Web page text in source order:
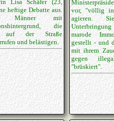
Lisa Schäfer (23,
heftige Debatte aus.
Männer mit
die
auf der Straße
und belästigen.
vor, "völlig
agieren.
marode
gestellt - und
mit ihrem
gegen
"brüskiert".